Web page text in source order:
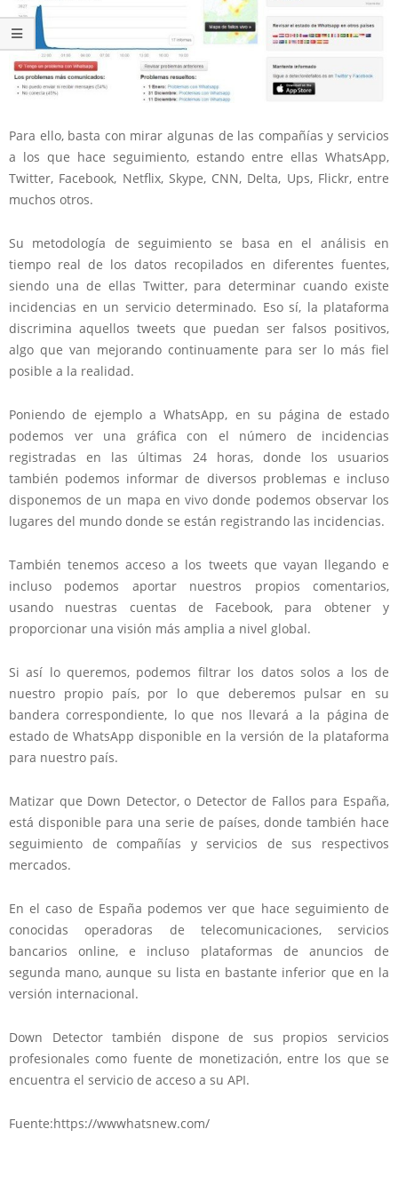
Para ello, basta con mirar algunas de las compañías y servicios
a los que hace seguimiento, estando entre ellas WhatsApp,
Twitter, Facebook, Netflix, Skype, CNN, Delta, Ups, Flickr, entre
muchos otros.
Su metodología de seguimiento se basa en el análisis en
tiempo real de los datos recopilados en diferentes fuentes,
siendo una de ellas Twitter, para determinar cuando existe
incidencias en un servicio determinado. Eso sí, la plataforma
discrimina aquellos tweets que puedan ser falsos positivos,
algo que van mejorando continuamente para ser lo más fiel
posible a la realidad.
Poniendo de ejemplo a WhatsApp, en su página de estado
podemos ver una gráfica con el número de incidencias
registradas en las últimas 24 horas, donde los usuarios
también podemos informar de diversos problemas e incluso
disponemos de un mapa en vivo donde podemos observar los
lugares del mundo donde se están registrando las incidencias.
También tenemos acceso a los tweets que vayan llegando e
incluso podemos aportar nuestros propios comentarios,
usando nuestras cuentas de Facebook, para obtener y
proporcionar una visión más amplia a nivel global.
Si así lo queremos, podemos filtrar los datos solos a los de
nuestro propio país, por lo que deberemos pulsar en su
bandera correspondiente, lo que nos llevará a la página de
estado de WhatsApp disponible en la versión de la plataforma
para nuestro país.
Matizar que Down Detector, o Detector de Fallos para España,
está disponible para una serie de países, donde también hace
seguimiento de compañías y servicios de sus respectivos
mercados.
En el caso de España podemos ver que hace seguimiento de
conocidas operadoras de telecomunicaciones, servicios
bancarios online, e incluso plataformas de anuncios de
segunda mano, aunque su lista en bastante inferior que en la
versión internacional.
Down Detector también dispone de sus propios servicios
profesionales como fuente de monetización, entre los que se
encuentra el servicio de acceso a su API.
Fuente:https://wwwhatsnew.com/